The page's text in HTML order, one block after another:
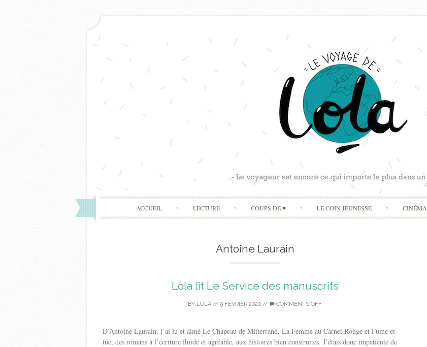
Skip
to
ACCUEIL LECTURE COUPS DE ♥ LE COIN JEUNESSE CINÉMA
Antoine Laurain
Lola lit Le Service des manuscrits
BY LOLA // 9 FÉVRIER 2020 // COMMENTS OFF
D’Antoine Laurain, j’ai lu et aimé Le Chapeau de Mitterrand, La Femme au Carnet Rouge et Fume et
tue, des romans à l’écriture fluide et agréable, aux histoires bien construites. J’étais donc impatiente de